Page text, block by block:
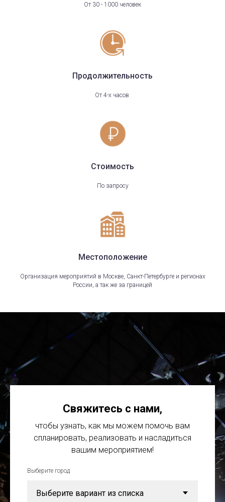
От 30 - 1000 человек
Продолжительность
От 4-х часов
Стоимость
По запросу
Местоположение
Организация мероприятий в Москве, Санкт-Петербурге и регионах
России, а так же за границей
Свяжитесь с нами,
чтобы узнать, как мы можем помочь вам
спланировать, реализовать и насладиться
вашим мероприятием!
Выберите город